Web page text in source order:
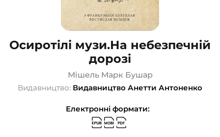
Осиротілі музи.На небезпечній
дорозі
Мішель Марк Бушар
Видавництво: Видавництво Анетти Антоненко
Електронні формати: